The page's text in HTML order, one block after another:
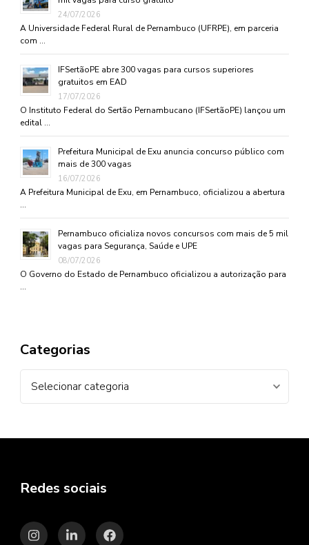
24/07/2026
A Universidade Federal Rural de Pernambuco (UFRPE), em parceria
com …
IFSertãoPE abre 300 vagas para cursos superiores
gratuitos em EAD
17/07/2026
O Instituto Federal do Sertão Pernambucano (IFSertãoPE) lançou um
edital …
Prefeitura Municipal de Exu anuncia concurso público com
mais de 300 vagas
16/07/2026
A Prefeitura Municipal de Exu, em Pernambuco, oficializou a abertura
…
Pernambuco oficializa novos concursos com mais de 5 mil
vagas para Segurança, Saúde e UPE
08/07/2026
O Governo do Estado de Pernambuco oficializou a autorização para
…
Categorias
Redes sociais